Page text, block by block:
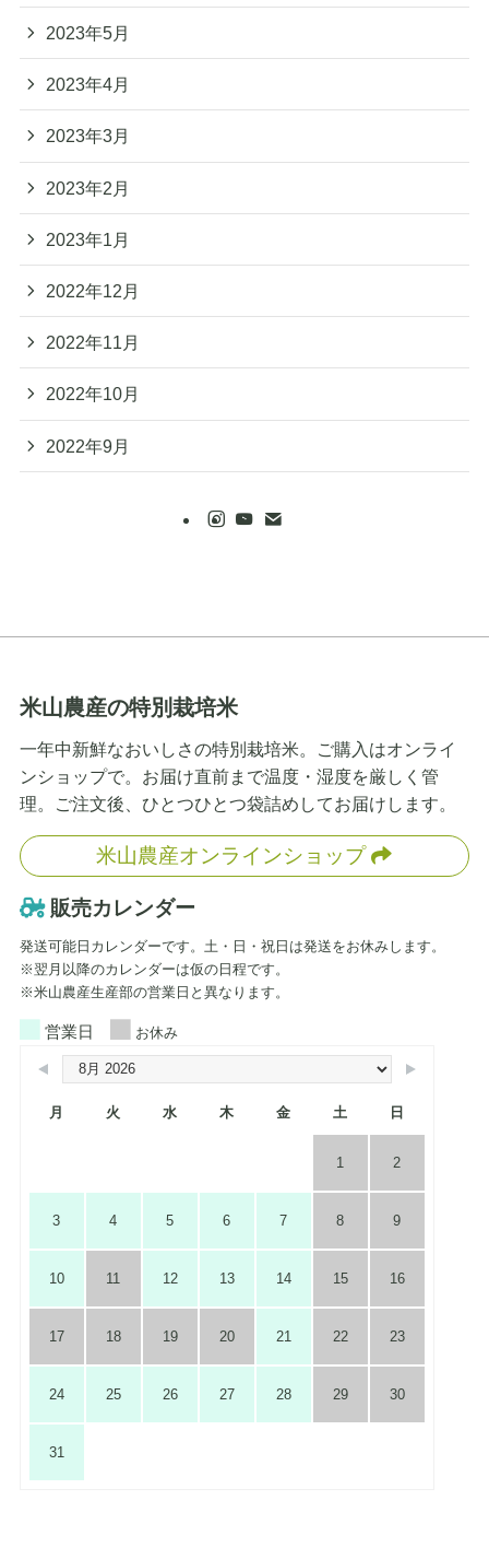
2023年5月
2023年4月
2023年3月
2023年2月
2023年1月
2022年12月
2022年11月
2022年10月
2022年9月
米山農産の特別栽培米
一年中新鮮なおいしさの特別栽培米。ご購入はオンライ
ンショップで。お届け直前まで温度・湿度を厳しく管
理。ご注文後、ひとつひとつ袋詰めしてお届けします。
米山農産オンラインショップ
販売カレンダー
発送可能日カレンダーです。土・日・祝日は発送をお休みします。
※翌月以降のカレンダーは仮の日程です。
※米山農産生産部の営業日と異なります。
営業日 お休み
月 火 水 木 金 土 日
1 2
3 4 5 6 7 8 9
10 11 12 13 14 15 16
17 18 19 20 21 22 23
24 25 26 27 28 29 30
31